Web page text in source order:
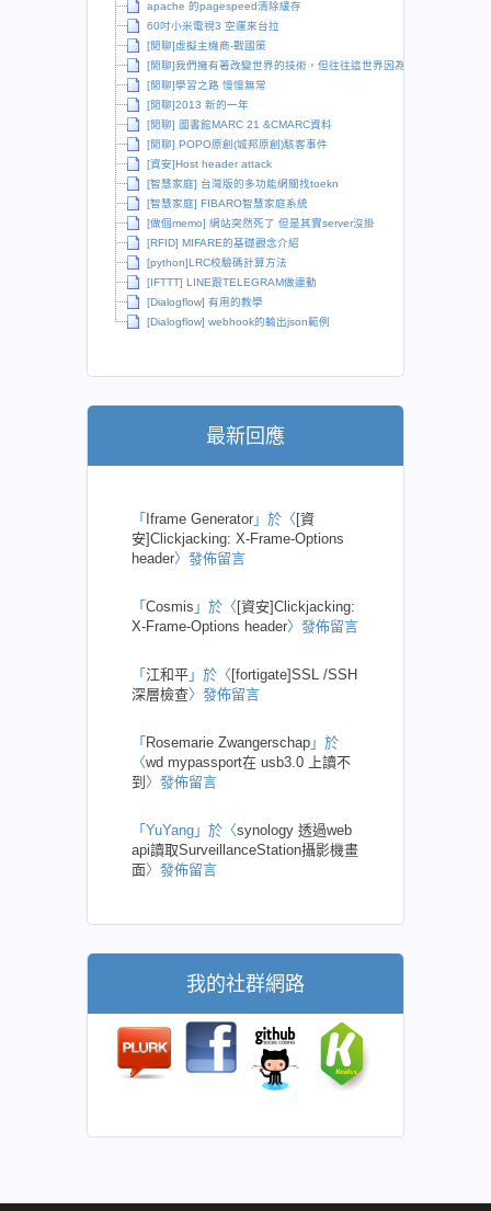
apache 的pagespeed清除緩存
60吋小米電視3 空運來台拉
[閒聊]虛擬主機商-戰國策
[閒聊]我們擁有著改變世界的技術，但往往這世界因為保守而拒絕改變
[閒聊]學習之路 慢慢無常
[閒聊]2013 新的一年
[閒聊] 圖書館MARC 21 &CMARC資料
[閒聊] POPO原創(城邦原創)駭客事件
[資安]Host header attack
[智慧家庭] 台灣版的多功能網關找toekn
[智慧家庭] FIBARO智慧家庭系統
[做個memo] 網站突然死了 但是其實server沒掛
[RFID] MIFARE的基礎觀念介紹
[python]LRC校驗碼計算方法
[IFTTT] LINE跟TELEGRAM做連動
[Dialogflow] 有用的教學
[Dialogflow] webhook的輸出json範例
最新回應
「 Iframe Generator 」於〈 [資
安]Clickjacking: X-Frame-Options
header〉發佈留言
「 Cosmis 」於〈 [資安]Clickjacking:
X-Frame-Options header〉發佈留言
「 江和平 」於〈 [fortigate]SSL /SSH
深層檢查〉發佈留言
「 Rosemarie Zwangerschap 」於
〈wd mypassport在 usb3.0 上讀不
到 〉發佈留言
「 YuYang 」於〈synology 透過web
api讀取SurveillanceStation攝影機畫
面〉發佈留言
我的社群網路